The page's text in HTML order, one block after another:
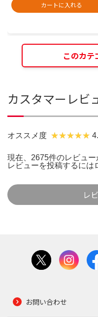
カートに入れる
このカテ
カスタマーレビ
オススメ度
現在、2675件のレビュー
レビューを投稿するには
レ
お問い合わせ